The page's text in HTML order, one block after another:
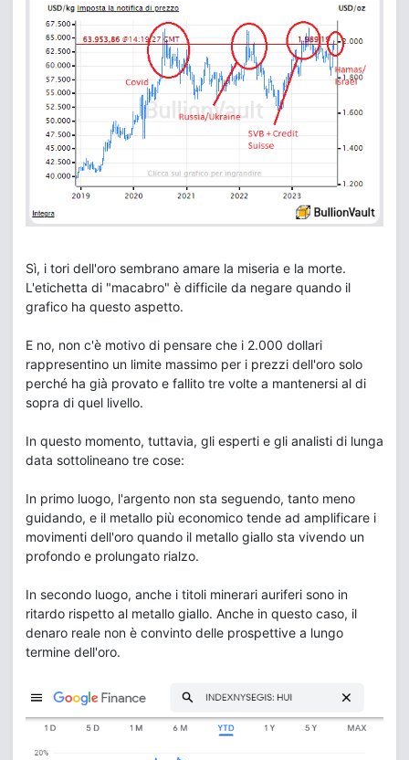
Sì, i tori dell'oro sembrano amare la miseria e la morte.
L'etichetta di "macabro" è difficile da negare quando il
grafico ha questo aspetto.
E no, non c'è motivo di pensare che i 2.000 dollari
rappresentino un limite massimo per i prezzi dell'oro solo
perché ha già provato e fallito tre volte a mantenersi al di
sopra di quel livello.
In questo momento, tuttavia, gli esperti e gli analisti di lunga
data sottolineano tre cose:
In primo luogo, l'argento non sta seguendo, tanto meno
guidando, e il metallo più economico tende ad amplificare i
movimenti dell'oro quando il metallo giallo sta vivendo un
profondo e prolungato rialzo.
In secondo luogo, anche i titoli minerari auriferi sono in
ritardo rispetto al metallo giallo. Anche in questo caso, il
denaro reale non è convinto delle prospettive a lungo
termine dell'oro.